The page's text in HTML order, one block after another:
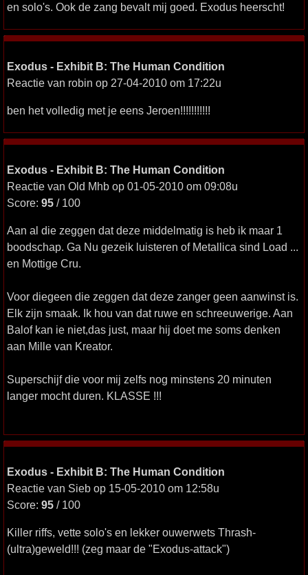
en solo's. Ook de zang bevalt mij goed. Exodus heerscht!
Exodus - Exhibit B: The Human Condition
Reactie van robin op 27-04-2010 om 17:22u
ben het volledig met je eens Jeroen!!!!!!!!!!!
Exodus - Exhibit B: The Human Condition
Reactie van Old Mhb op 01-05-2010 om 09:08u
Score: 95 / 100
Aan al die zeggen dat deze middelmatig is heb ik maar 1
boodschap. Ga Nu gezeik luisteren of Metallica sind Load ...
en Mottige Cru.
Voor diegeen die zeggen dat deze zanger geen aanwinst is.
Elk zijn smaak. Ik hou van dat ruwe en schreeuwerige. Aan
Balof kan ie niet,das just, maar hij doet me soms denken
aan Mille van Kreator.
Superschijf die voor mij zelfs nog minstens 20 minuten
langer mocht duren. KLASSE !!!
Exodus - Exhibit B: The Human Condition
Reactie van Sieb op 15-05-2010 om 12:58u
Score: 95 / 100
Killer riffs, vette solo's en lekker ouwerwets Thrash-
(ultra)geweld!!! (zeg maar de "Exodus-attack")